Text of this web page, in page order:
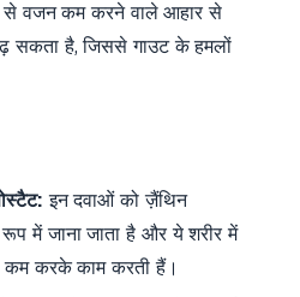
से वजन कम करने वाले आहार से
सकता है, जिससे गाउट के हमलों
इन दवाओं को ज़ैंथिन
में जाना जाता है और ये शरीर में
कम करके काम करती हैं।